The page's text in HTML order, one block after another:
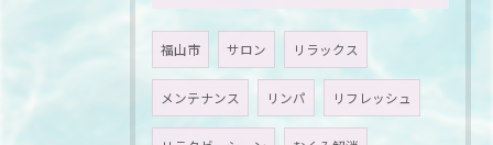
福山市 サロン リラックス
メンテナンス リンパ リフレッシュ